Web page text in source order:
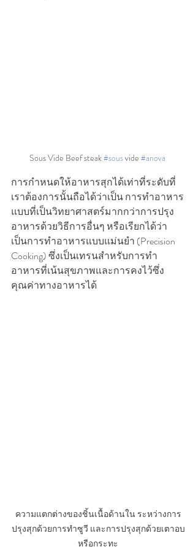
Sous Vide Beef steak #sous vide #anova
การกำหนดให้อาหารสุกได้เท่าที่ระดับที่
เราต้องการนั้นถือได้ว่าเป็น การทำอาหาร
แบบที่เป็นวิทยาศาสตร์มากกว่าการปรุง
อาหารด้วยวิธีการอื่นๆ หรือเรียกได้ว่า
เป็นการทำอาหารแบบแม่นยำ (Precision
Cooking) ซึ่งเป็นเทรนสำหรับการทำ
อาหารที่เน้นสุขภาพและการคงไว้ซึ่ง
คุณค่าทางอาหารได้
ความแตกต่างของชิ้นเนื้อด้านใน ระหว่างการ
ปรุงสุกด้วยการทำซูวี และการปรุงสุกด้วยเตาอบ
หรือกระทะ